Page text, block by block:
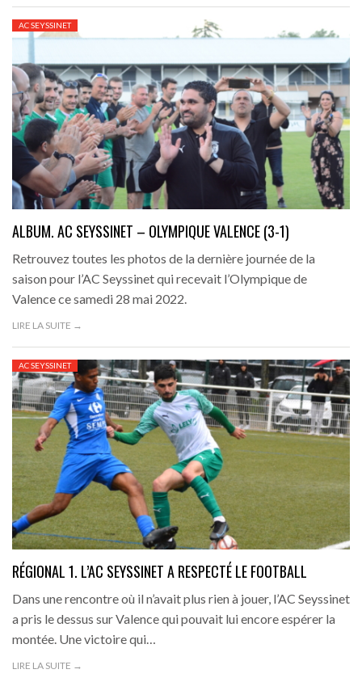
AC SEYSSINET
ALBUM. AC SEYSSINET – OLYMPIQUE VALENCE (3-1)
Retrouvez toutes les photos de la dernière journée de la
saison pour l’AC Seyssinet qui recevait l’Olympique de
Valence ce samedi 28 mai 2022.
LIRE LA SUITE →
AC SEYSSINET
RÉGIONAL 1. L’AC SEYSSINET A RESPECTÉ LE FOOTBALL
Dans une rencontre où il n’avait plus rien à jouer, l’AC Seyssinet
a pris le dessus sur Valence qui pouvait lui encore espérer la
montée. Une victoire qui…
LIRE LA SUITE →